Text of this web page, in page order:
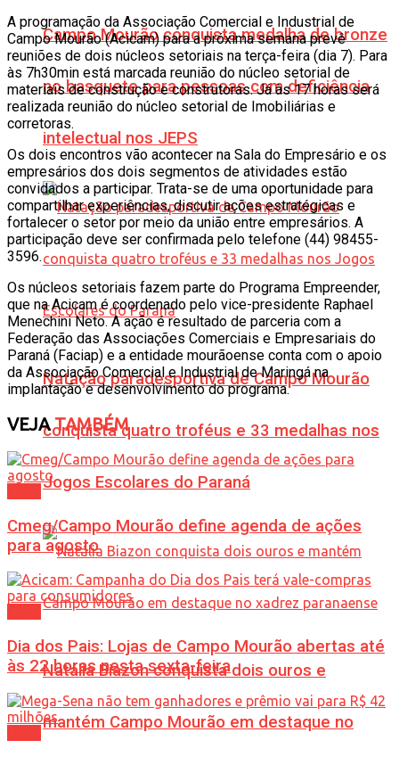
Campo Mourão conquista medalha de bronze
no basquete para pessoas com deficiência
intelectual nos JEPS
Natação paradesportiva de Campo Mourão
conquista quatro troféus e 33 medalhas nos
Jogos Escolares do Paraná
Natália Biazon conquista dois ouros e
mantém Campo Mourão em destaque no
A programação da Associação Comercial e Industrial de
Campo Mourão (Acicam) para a próxima semana prevê
reuniões de dois núcleos setoriais na terça-feira (dia 7). Para
às 7h30min está marcada reunião do núcleo setorial de
materiais de construção e construtoras. Já às 17 horas será
realizada reunião do núcleo setorial de Imobiliárias e
corretoras.
Os dois encontros vão acontecer na Sala do Empresário e os
empresários dos dois segmentos de atividades estão
convidados a participar. Trata-se de uma oportunidade para
compartilhar experiências, discutir ações estratégicas e
fortalecer o setor por meio da união entre empresários. A
participação deve ser confirmada pelo telefone (44) 98455-
3596.
Os núcleos setoriais fazem parte do Programa Empreender,
que na Acicam é coordenado pelo vice-presidente Raphael
Menechini Neto. A ação é resultado de parceria com a
Federação das Associações Comerciais e Empresariais do
Paraná (Faciap) e a entidade mourãoense conta com o apoio
da Associação Comercial e Industrial de Maringá na
implantação e desenvolvimento do programa.
VEJATAMBÉM
Cmeg/Campo Mourão define agenda de ações
para agosto
Dia dos Pais: Lojas de Campo Mourão abertas até
às 22 horas nesta sexta-feira